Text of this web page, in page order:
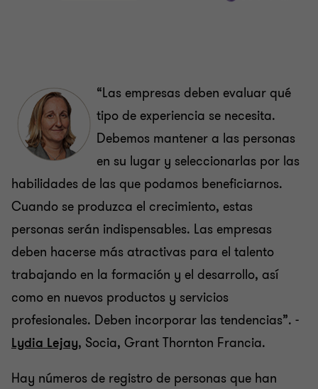
“Las empresas deben evaluar qué
tipo de experiencia se necesita.
Debemos mantener a las personas
en su lugar y seleccionarlas por las
habilidades de las que podamos beneficiarnos.
Cuando se produzca el crecimiento, estas
personas serán indispensables. Las empresas
deben hacerse más atractivas para el talento
trabajando en la formación y el desarrollo, así
como en nuevos productos y servicios
profesionales. Deben incorporar las tendencias”. -
Lydia Lejay, Socia, Grant Thornton Francia.
Hay números de registro de personas que han